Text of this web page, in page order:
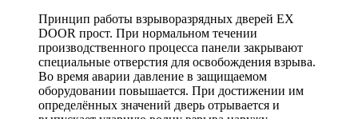
Принцип работы взрыворазрядных дверей EX
DOOR прост. При нормальном течении
производственного процесса панели закрывают
специальные отверстия для освобождения взрыва.
Во время аварии давление в защищаемом
оборудовании повышается. При достижении им
определённых значений дверь отрывается и